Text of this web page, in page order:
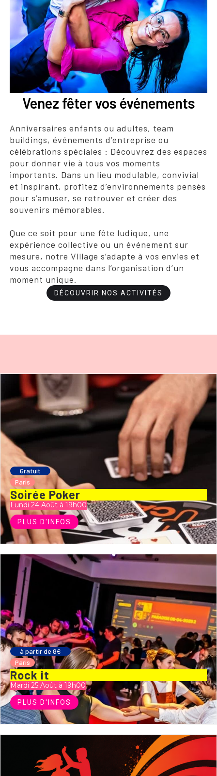
Venez fêter vos événements
Anniversaires enfants ou adultes, team
buildings, événements d’entreprise ou
célébrations spéciales : Découvrez des espaces
pour donner vie à tous vos moments
importants. Dans un lieu modulable, convivial
et inspirant, profitez d’environnements pensés
pour s’amuser, se retrouver et créer des
souvenirs mémorables.
Que ce soit pour une fête ludique, une
expérience collective ou un événement sur
mesure, notre Village s’adapte à vos envies et
vous accompagne dans l’organisation d’un
moment unique.
DÉCOUVRIR NOS ACTIVITÉS
Gratuit
Paris
Soirée Poker
Lundi 24 Août à 19h00
PLUS D'INFOS
à partir de 8€
Paris
Rock it
Mardi 25 Août à 19h00
PLUS D'INFOS